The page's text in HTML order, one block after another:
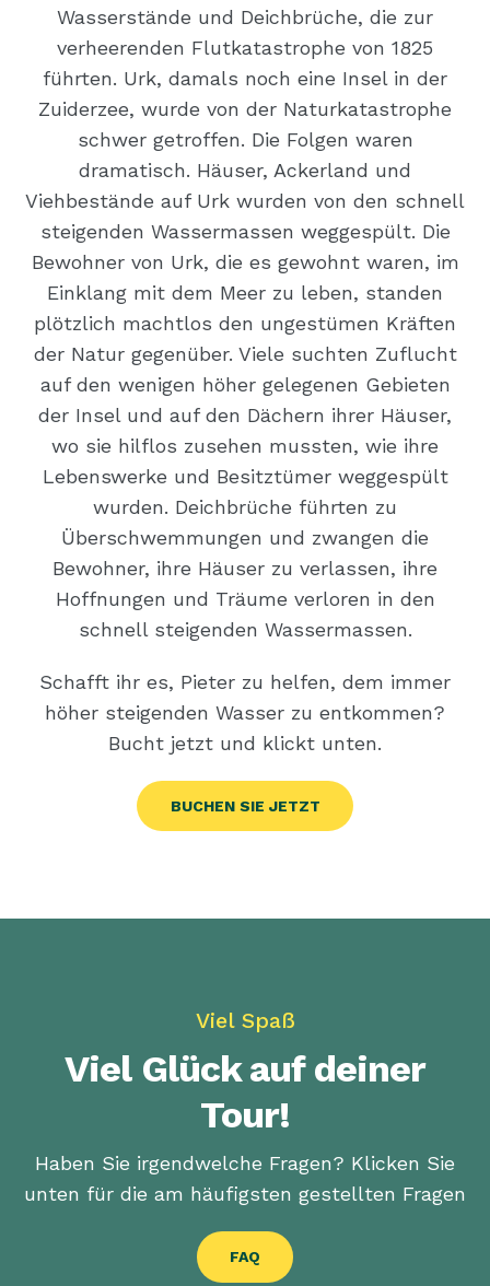
Wasserstände und Deichbrüche, die zur
verheerenden Flutkatastrophe von 1825
führten. Urk, damals noch eine Insel in der
Zuiderzee, wurde von der Naturkatastrophe
schwer getroffen. Die Folgen waren
dramatisch. Häuser, Ackerland und
Viehbestände auf Urk wurden von den schnell
steigenden Wassermassen weggespült. Die
Bewohner von Urk, die es gewohnt waren, im
Einklang mit dem Meer zu leben, standen
plötzlich machtlos den ungestümen Kräften
der Natur gegenüber. Viele suchten Zuflucht
auf den wenigen höher gelegenen Gebieten
der Insel und auf den Dächern ihrer Häuser,
wo sie hilflos zusehen mussten, wie ihre
Lebenswerke und Besitztümer weggespült
wurden. Deichbrüche führten zu
Überschwemmungen und zwangen die
Bewohner, ihre Häuser zu verlassen, ihre
Hoffnungen und Träume verloren in den
schnell steigenden Wassermassen.
Schafft ihr es, Pieter zu helfen, dem immer
höher steigenden Wasser zu entkommen?
Bucht jetzt und klickt unten.
BUCHEN SIE JETZT
Viel Spaß
Viel Glück auf deiner
Tour!
Haben Sie irgendwelche Fragen? Klicken Sie
unten für die am häufigsten gestellten Fragen
FAQ